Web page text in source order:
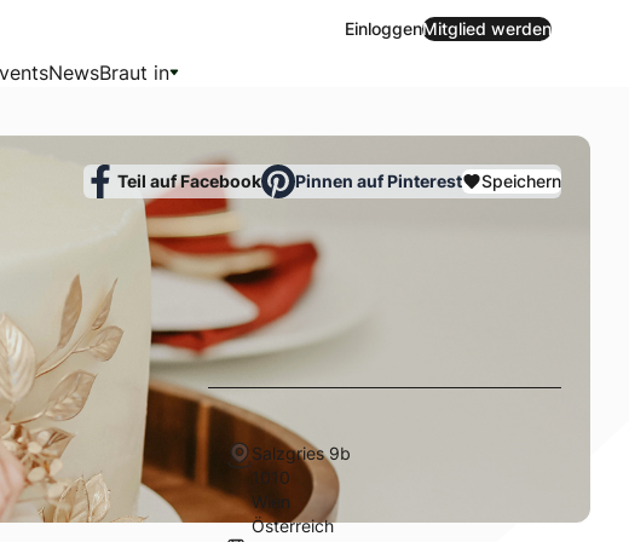
EinloggenMitglied werden
NewsBraut in
Teil auf Facebook Pinnen auf Pinterest Speichern
Salzgries 9b
1010
Wien
Österreich